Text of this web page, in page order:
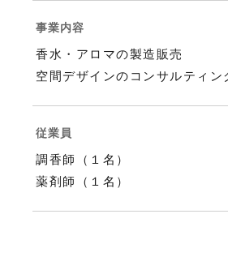
事業内容
香水・アロマの製造販売
空間デザインのコンサルティン
従業員
調香師（１名）
薬剤師（１名）